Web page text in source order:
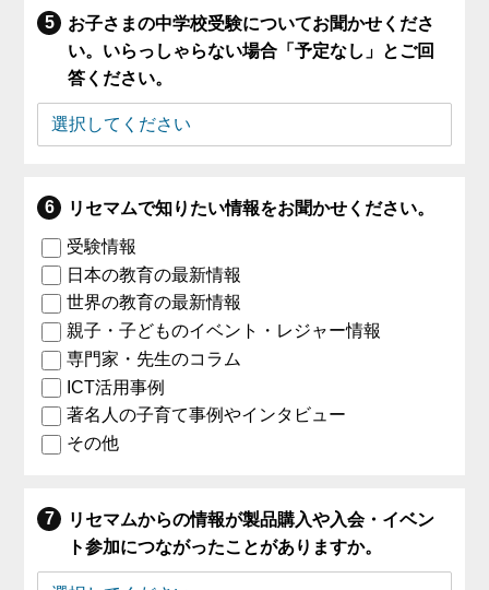
お子さまの中学校受験についてお聞かせくださ
い。いらっしゃらない場合「予定なし」とご回
答ください。
リセマムで知りたい情報をお聞かせください。
受験情報
日本の教育の最新情報
世界の教育の最新情報
親子・子どものイベント・レジャー情報
専門家・先生のコラム
ICT活用事例
著名人の子育て事例やインタビュー
その他
リセマムからの情報が製品購入や入会・イベン
ト参加につながったことがありますか。